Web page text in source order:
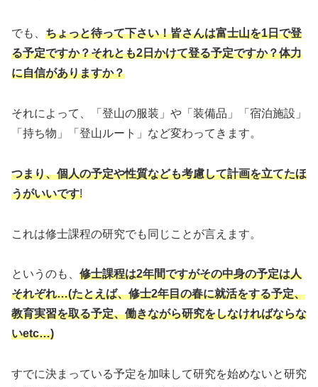
でも、 ちょっと待って下さい！皆さんは富士山を1日で登
る予定ですか？それとも2日かけて登る予定ですか？体力
に自信がありますか？
それによって、「登山の服装」や「装備品」「宿泊施設」
「持ち物」「登山ルート」など変わってきます。
つまり、個人の予定や性質なども考慮して計画を立てたほ
うがいいです!
これは修士課程の研究でも同じことが言えます。
というのも、 修士課程は2年間ですがその中身の予定は人
それぞれ…(たとえば、修士2年目の春に就活をする予定、
教育実習を取る予定、働きながら研究をしなければならな
いetc…)
すでに決まっている予定を加味して研究を始めないと研究